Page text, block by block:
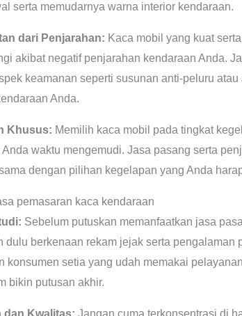
serta memudarnya warna interior kendaraan.
dari Penjarahan: Kaca mobil yang kuat
akibat negatif penjarahan kendaraan Anda.
keamanan seperti susunan anti-peluru
Anda.
Khusus: Memilih kaca mobil pada tingkat
Anda waktu mengemudi. Jasa pasang serta
dengan pilihan kegelapan yang Anda
pemasaran kaca kendaraan
Sebelum putuskan memanfaatkan jasa
dulu berkenaan rekam jejak serta pengalaman
konsumen setia yang udah memakai
bikin putusan akhir.
dan Kwalitas: Jangan cuma terkonsentrasi di